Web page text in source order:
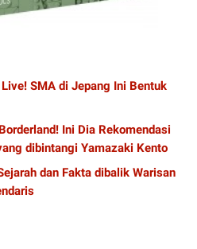
SMA di Jepang Ini Bentuk
Ini Dia Rekomendasi
dibintangi Yamazaki Kento
dan Fakta dibalik Warisan